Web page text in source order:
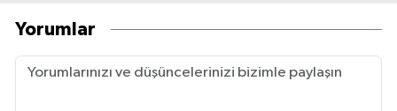
Yorumlar